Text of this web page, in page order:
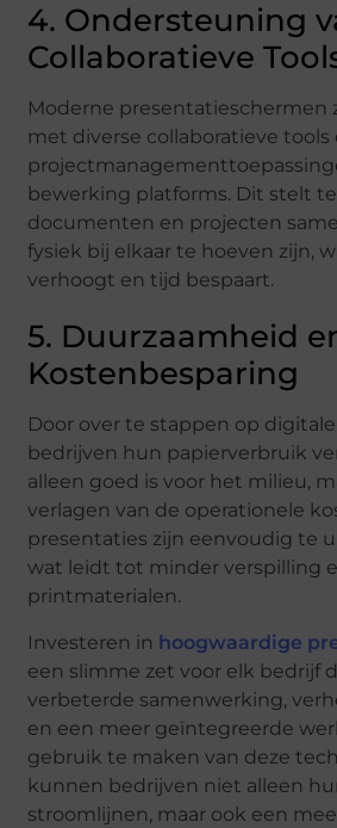
4. Ondersteuning
Collaboratieve
Moderne presentatieschermen
met diverse collaboratieve tools
bewerking platforms. Dit stelt
documenten en projecten
fysiek bij elkaar te hoeven zijn,
verhoogt en tijd bespaart.
5. Duurzaamheid
Kostenbesparing
Door over te stappen op
bedrijven hun papierverbruik
alleen goed is voor het milieu,
verlagen van de operationele
presentaties zijn eenvoudig te
wat leidt tot minder verspilling
printmaterialen.
Investeren in hoogwaardige
een slimme zet voor elk bedrijf
verbeterde samenwerking,
en een meer geïntegreerde
gebruik te maken van deze
kunnen bedrijven niet alleen
stroomlijnen, maar ook een